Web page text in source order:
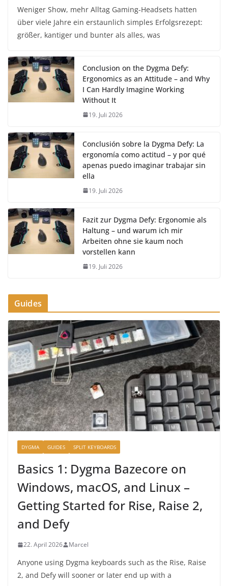
Weniger Show, mehr Alltag Gaming-Headsets hatten
über viele Jahre ein erstaunlich simples Erfolgsrezept:
größer, kantiger und bunter als alles, was
Conclusion on the Dygma Defy:
Ergonomics as an Attitude – and Why
I Can Hardly Imagine Working
Without It
19. Juli 2026
Conclusión sobre la Dygma Defy: La
ergonomía como actitud – y por qué
apenas puedo imaginar trabajar sin
ella
19. Juli 2026
Fazit zur Dygma Defy: Ergonomie als
Haltung – und warum ich mir
Arbeiten ohne sie kaum noch
vorstellen kann
19. Juli 2026
Guides
DYGMA GUIDES SPLIT KEYBOARDS
Basics 1: Dygma Bazecore on
Windows, macOS, and Linux –
Getting Started for Rise, Raise 2,
and Defy
22. April 2026 Marcel
Anyone using Dygma keyboards such as the Rise, Raise
2, and Defy will sooner or later end up with a